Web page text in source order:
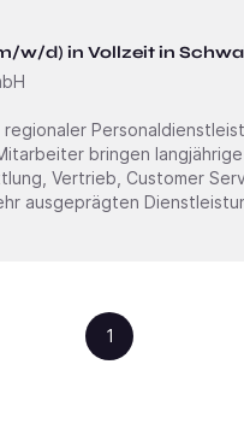
w/d) in Vollzeit in
Personaldienstleister Die
bringen
Vertrieb, Customer
1